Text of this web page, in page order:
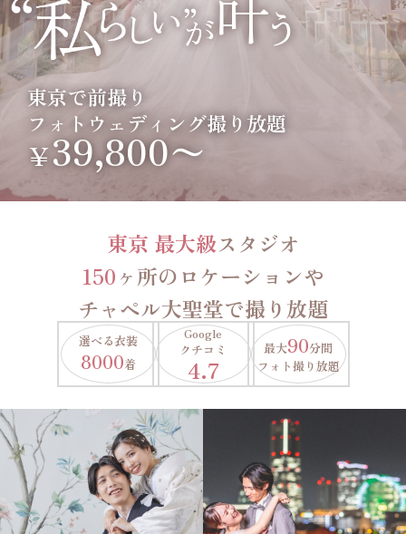
東京で前撮り
フォトウェディング撮り放題
￥39,800〜
東京 最大級スタジオ
150ヶ所のロケーションや
チャペル大聖堂で撮り放題
選べる衣装
8000着
Google
クチコミ
4.7
最大90分間
フォト撮り放題